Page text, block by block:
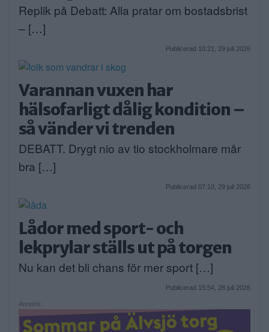
Replik på Debatt: Alla pratar om bostadsbrist
– […]
Publicerad 10:21, 29 juli 2026
Varannan vuxen har
hälsofarligt dålig kondition –
så vänder vi trenden
DEBATT. Drygt nio av tio stockholmare mår
bra […]
Publicerad 07:10, 29 juli 2026
Lådor med sport- och
lekprylar ställs ut på torgen
Nu kan det bli chans för mer sport […]
Publicerad 15:54, 28 juli 2026
Annons: